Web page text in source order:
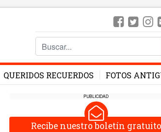
QUERIDOS RECUERDOS FOTOS
PUBLICIDAD
Recibe nuestro boletín gratuito